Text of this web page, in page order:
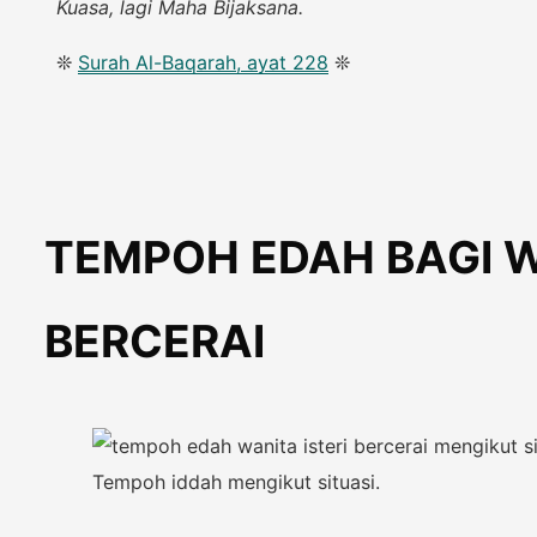
Kuasa, lagi Maha Bijaksana.
❊ Surah Al-Baqarah, ayat 228 ❊
TEMPOH EDAH BAGI
BERCERAI
Tempoh iddah mengikut situasi.